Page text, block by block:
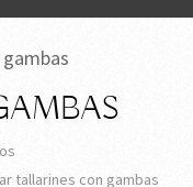
tallarines con gambas